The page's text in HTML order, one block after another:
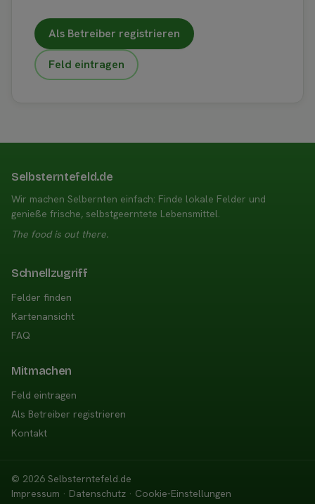
Als Betreiber registrieren
Feld eintragen
Selbsterntefeld.de
Wir machen Selbernten einfach: Finde lokale Felder und
genieße frische, selbstgeerntete Lebensmittel.
The food is out there.
Schnellzugriff
Felder finden
Kartenansicht
FAQ
Mitmachen
Feld eintragen
Als Betreiber registrieren
Kontakt
© 2026 Selbsterntefeld.de
Impressum · Datenschutz · Cookie-Einstellungen